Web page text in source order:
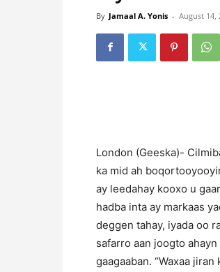
By Jamaal A. Yonis - August 14,
London (Geeska)-
ka mid ah
ay leedahay kooxo u
hadba inta ay markaas
deggen tahay, iyada oo
safarro aan joogto
gaagaaban. “Waxaa